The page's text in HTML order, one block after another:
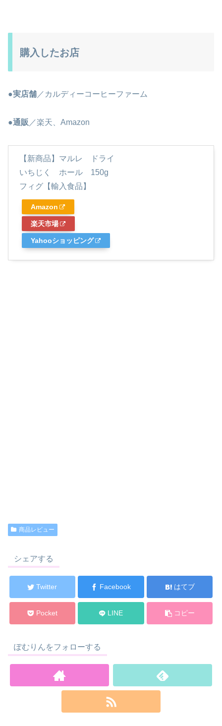
購入したお店
●実店舗 ／カルディーコーヒーファーム
●通販 ／楽天、Amazon
【新商品】マルレ ドライ
いちじく ホール 150g
フィグ【輸入食品】
Amazon
楽天市場
Yahooショッピング
商品レビュー
シェアする
Twitter Facebook はてブ
Pocket LINE コピー
ぽむりんをフォローする